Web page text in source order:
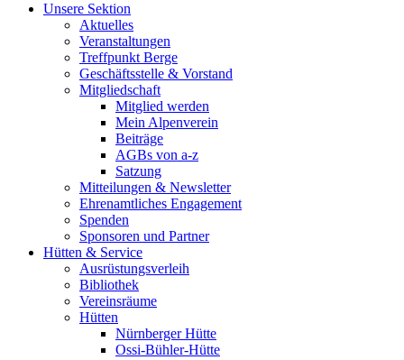
Unsere Sektion
Aktuelles
Veranstaltungen
Treffpunkt Berge
Geschäftsstelle & Vorstand
Mitgliedschaft
Mitglied werden
Mein Alpenverein
Beiträge
AGBs von a-z
Satzung
Mitteilungen & Newsletter
Ehrenamtliches Engagement
Spenden
Sponsoren und Partner
Hütten & Service
Ausrüstungsverleih
Bibliothek
Vereinsräume
Hütten
Nürnberger Hütte
Ossi-Bühler-Hütte